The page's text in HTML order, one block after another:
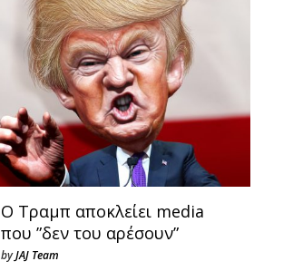
Ο Τραμπ αποκλείει media
που ”δεν του αρέσουν”
byJAJ Team